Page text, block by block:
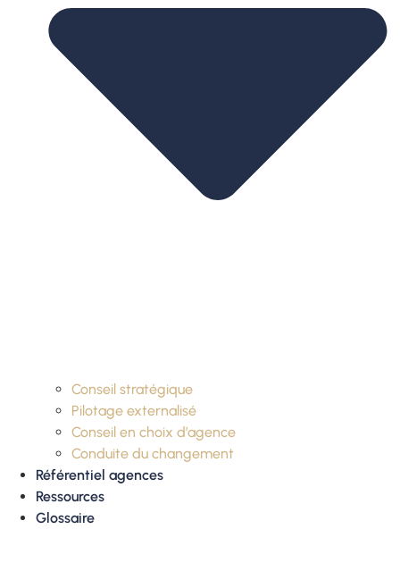
Conseil stratégique
Pilotage externalisé
Conseil en choix d’agence
Conduite du changement
Référentiel agences
Ressources
Glossaire